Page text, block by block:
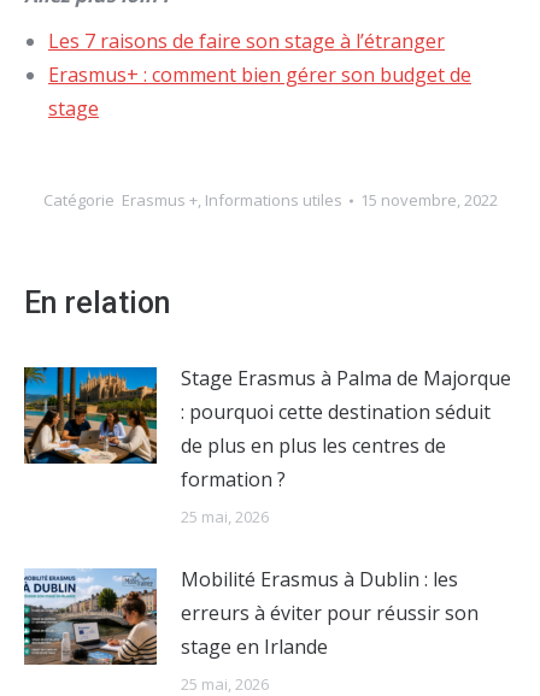
Les 7 raisons de faire son stage à l’étranger
Erasmus+ : comment bien gérer son budget de
stage
Catégorie Erasmus +, Informations utiles 15 novembre, 2022
En relation
Stage Erasmus à Palma de Majorque
: pourquoi cette destination séduit
de plus en plus les centres de
formation ?
25 mai, 2026
Mobilité Erasmus à Dublin : les
erreurs à éviter pour réussir son
stage en Irlande
25 mai, 2026